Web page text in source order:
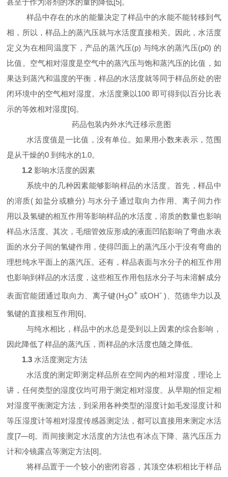
甚至于作为溶剂的水的量的降低[ 5 。
样品中存在的水的能量决定了样品中的水能不能转移到气
相，所以，样品上的蒸汽压就与水活度直接相关。因此，水活度
定义为在相同温度下，产品的蒸汽压(p) 与纯水的蒸汽压(p0) 的
比值。空气相对湿度是空气中的蒸汽压与饱和蒸汽压的比值，如
果达到蒸汽和温度的平衡，样品的水活度就等同于样品所处的密
闭环境中的空气相对湿度。水活度乘以100 即可得到以百分比表
示的等效相对湿度[6]。
药品包装内外水汽迁移示意图
水活度值是一比值，没有单位。如果用小数来表示，范围
是从干燥的0到纯水的1.0。
1.2影响水活度的因素
系统中的几种因素能够影响样品的水活度。首先，样品中
的溶质( 如盐分或糖分) 与水分子通过取向力作用、离子间力作
用以及氢键的相互作用等影响样品的水活度，溶质的数量也影响
样品水活度。其次，毛细管效应形成的液面凹陷影响了弯曲水表
面的水分子间的氢键作用，使得凹面上的蒸汽压小于没有弯曲的
理想纯水平面上的蒸汽压。还有，样品表面与水分子的相互作用
也影响到样品的水活度，这些相互作用包括水分子与未溶解成分
表面官能团通过取向力、离子键(H3O+ 或OH- ) 、范德华力以及
氢键的直接相互作用[6]。
与纯水相比，样品中的水总是受到以上因素的综合影响，
因此降低了样品的蒸汽压，而样品的水活度也随之降低。
1.3 水活度测定方法
水活度的测定即测定样品所在空间内的相对湿度，理论上
讲，任何类型的湿度仪均可用于测定相对湿度。从早期的恒定相
对湿度平衡测定方法，到采用各种类型的湿度计如毛发湿度计和
等压湿度计等相对湿度传感器测定法，都可以直接用来测定水活
度[7—8]。而间接测定水活度的方法也有冰点下降、蒸汽压压力
计和冷镜露点等测定方法[8]。
将样品置于一个较小的密闭容器，其顶空体积相比于样品